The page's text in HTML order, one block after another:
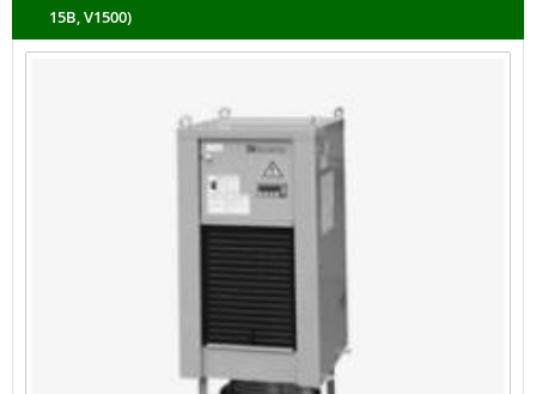
15B, V1500)